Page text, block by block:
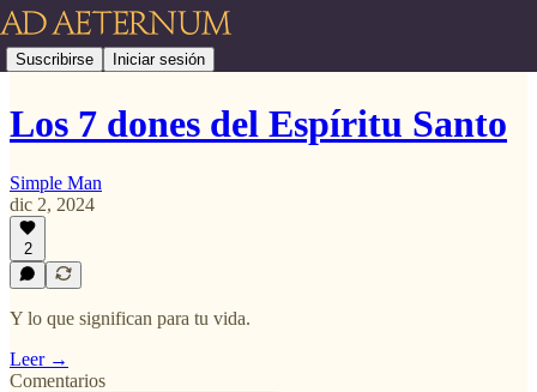
Suscribirse Iniciar sesión
Los 7 dones del Espíritu Santo
Simple Man
dic 2, 2024
2
Y lo que significan para tu vida.
Leer →
Comentarios